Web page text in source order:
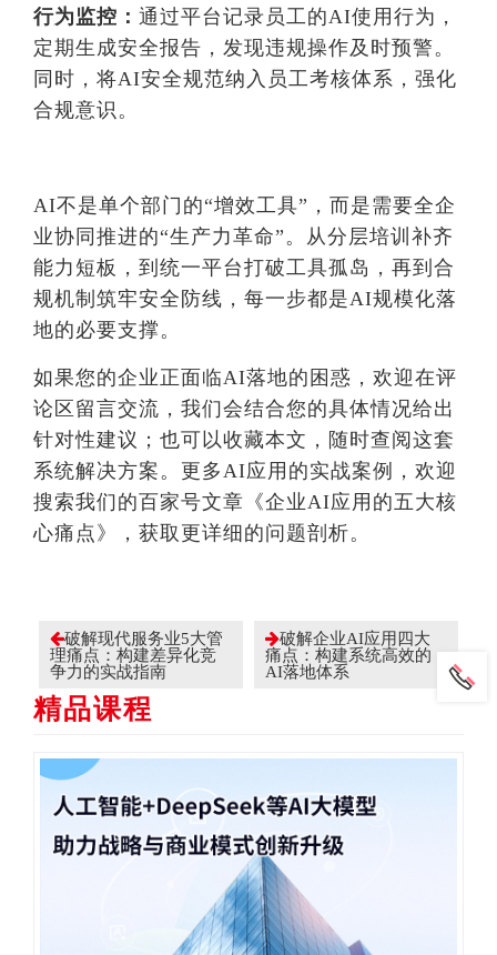
行为监控： 通过平台记录员工的AI使用行为，
定期生成安全报告，发现违规操作及时预警。
同时，将AI安全规范纳入员工考核体系，强化
合规意识。
AI不是单个部门的“增效工具”，而是需要全企
业协同推进的“生产力革命”。从分层培训补齐
能力短板，到统一平台打破工具孤岛，再到合
规机制筑牢安全防线，每一步都是AI规模化落
地的必要支撑。
如果您的企业正面临AI落地的困惑，欢迎在评
论区留言交流，我们会结合您的具体情况给出
针对性建议；也可以收藏本文，随时查阅这套
系统解决方案。更多AI应用的实战案例，欢迎
搜索我们的百家号文章《企业AI应用的五大核
心痛点》，获取更详细的问题剖析。
破解现代服务业5大管
理痛点：构建差异化竞
争力的实战指南
破解企业AI应用四大
痛点：构建系统高效的
AI落地体系
精品课程